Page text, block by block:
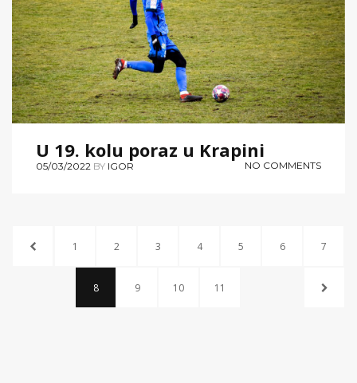
U 19. kolu poraz u Krapini
05/03/2022 BY IGOR NO COMMENTS
1 2 3 4 5 6 7
8 9 10 11